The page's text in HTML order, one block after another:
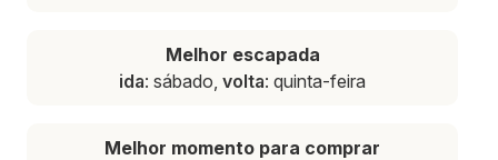
Melhor escapada
ida: sábado, volta: quinta-feira
Melhor momento para comprar